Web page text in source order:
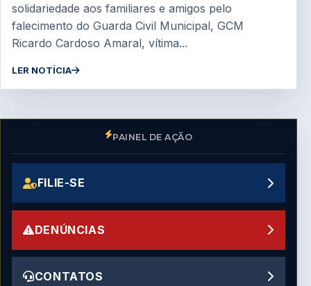
solidariedade aos familiares e amigos pelo
falecimento do Guarda Civil Municipal, GCM
Ricardo Cardoso Amaral, vítima...
LER NOTÍCIA
PAINEL DE AÇÃO
FILIE-SE
DENÚNCIAS
CONTATOS